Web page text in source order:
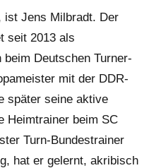
ist Jens Milbradt. Der
seit 2013 als
Deutschen Turner-
mit der DDR-
später seine aktive
Heimtrainer beim SC
Turn-Bundestrainer
hat er gelernt, akribisch